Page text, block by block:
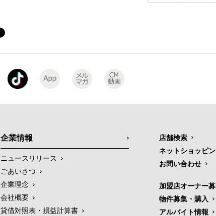
企業情報
ニュースリリース
ごあいさつ
企業理念
会社概要
貸借対照表・損益計算書
店舗検索
ネットショッピ
お問い合わせ
加盟店オーナー
物件募集・購入
アルバイト情報